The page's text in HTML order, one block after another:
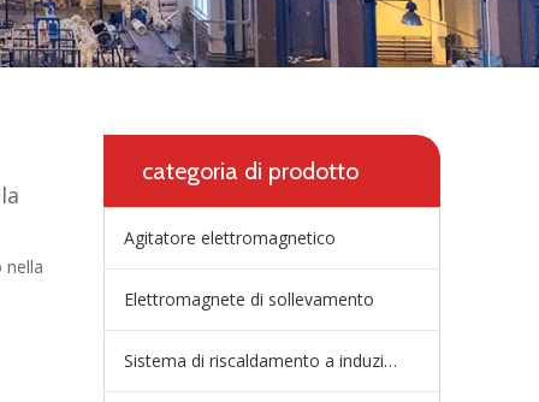
nella
categoria di prodotto
Agitatore elettromagnetico
Elettromagnete di sollevamento
Sistema di riscaldamento a induzione della paniera